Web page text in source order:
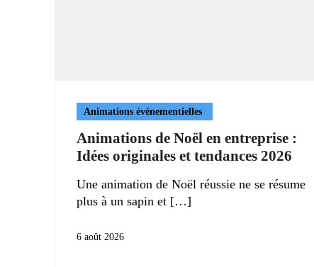
Animations événementielles
Animations de Noël en entreprise :
Idées originales et tendances 2026
Une animation de Noël réussie ne se résume
plus à un sapin et
6 août 2026